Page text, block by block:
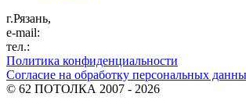
г.Рязань,
e-mail:
тел.:
Политика конфиденциальности
Согласие на обработку персональных
© 62 ПОТОЛКА 2007 - 2026